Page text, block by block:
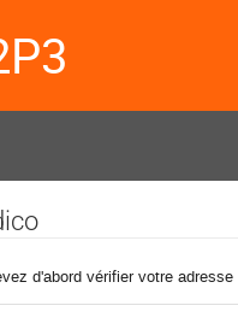
d'abord vérifier votre